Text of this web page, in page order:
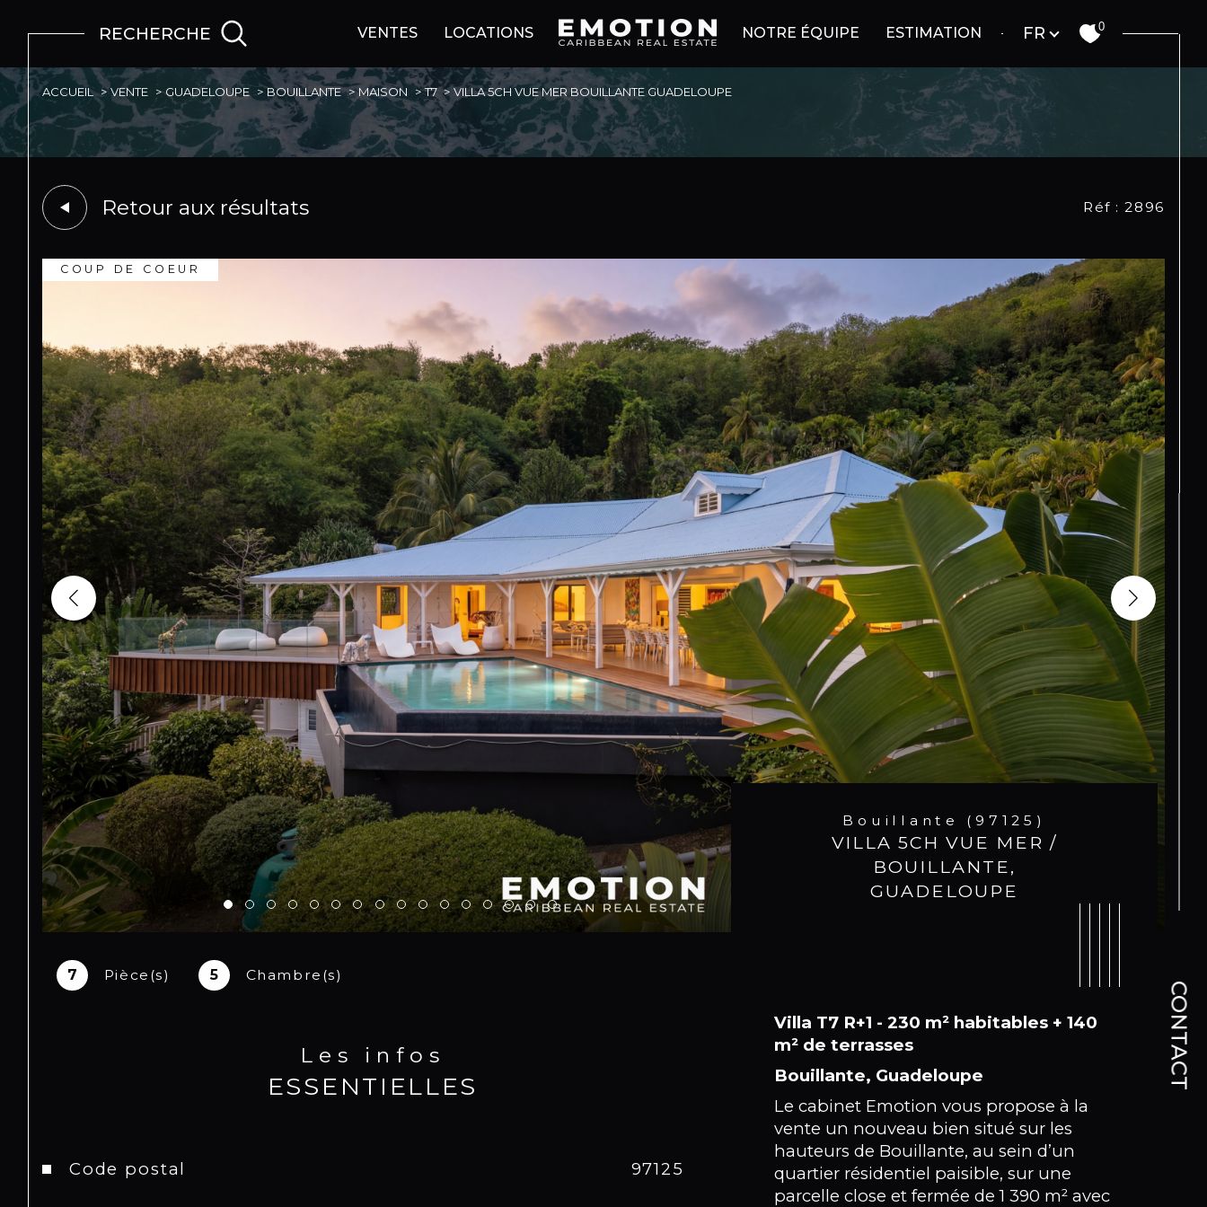
VENTES LOCATIONS NOTRE ÉQUIPE ESTIMATION
RECHERCHE Langue
FR 0
CONTACT
ACCUEIL VENTE GUADELOUPE BOUILLANTE MAISON T7 VILLA 5CH VUE MER BOUILLANTE GUADELOUPE
Retour aux résultats Réf : 2896
COUP DE COEUR
Bouillante (97125)
VILLA 5CH VUE MER /
BOUILLANTE,
GUADELOUPE
7 Pièce(s) 5 Chambre(s)
Les infos
ESSENTIELLES
Caractéristiques Valeurs
Code postal 97125 Caractéristiques Valeurs
Nombre de chambre(s)
Villa T7 R+1 - 230 m² habitables + 140
m² de terrasses
Bouillante, Guadeloupe
Le cabinet Emotion vous propose à la
vente un nouveau bien situé sur les
hauteurs de Bouillante, au sein d’un
quartier résidentiel paisible, sur une
parcelle close et fermée de 1 390 m² avec